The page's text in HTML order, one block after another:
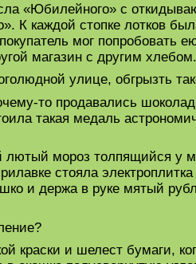
«Юбилейного» с
К каждой стопке лотков
мог попробовать
магазин с другим хлебом.
улице, обгрызть
то продавались
такая медаль
мороз толпящийся у
стояла
и держа в руке мятый
краски и шелест бумаги,